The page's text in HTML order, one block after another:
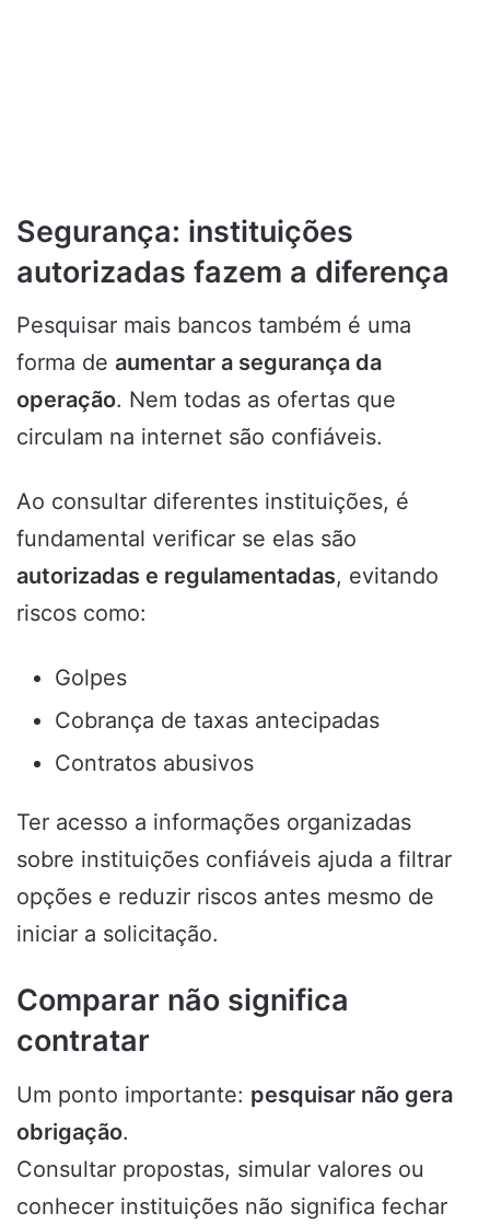
Segurança: instituições
autorizadas fazem a diferença
Pesquisar mais bancos também é uma
forma de aumentar a segurança da
operação. Nem todas as ofertas que
circulam na internet são confiáveis.
Ao consultar diferentes instituições, é
fundamental verificar se elas são
autorizadas e regulamentadas, evitando
riscos como:
Golpes
Cobrança de taxas antecipadas
Contratos abusivos
Ter acesso a informações organizadas
sobre instituições confiáveis ajuda a filtrar
opções e reduzir riscos antes mesmo de
iniciar a solicitação.
Comparar não significa
contratar
Um ponto importante: pesquisar não gera
obrigação.
Consultar propostas, simular valores ou
conhecer instituições não significa fechar